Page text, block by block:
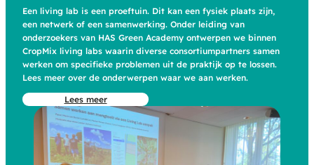
Een living lab is een proeftuin. Dit kan een fysiek plaats zijn,
een netwerk of een samenwerking. Onder leiding van
onderzoekers van HAS Green Academy ontwerpen we binnen
CropMix living labs waarin diverse consortiumpartners samen
werken om specifieke problemen uit de praktijk op te lossen.
Lees meer over de onderwerpen waar we aan werken.
Lees meer